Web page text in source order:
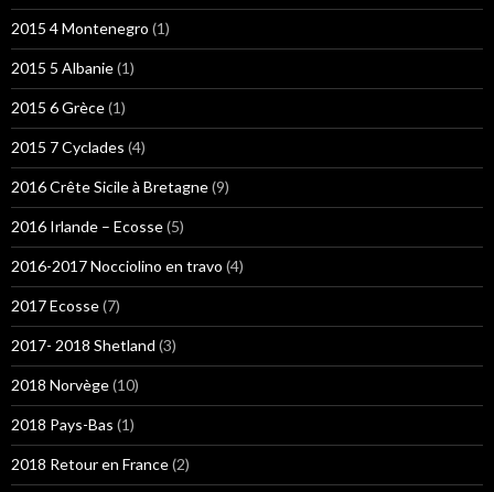
2015 4 Montenegro (1)
2015 5 Albanie(1)
2015 6 Grèce(1)
2015 7 Cyclades (4)
2016 Crête Sicile à Bretagne(9)
2016 Irlande – Ecosse(5)
2016-2017 Nocciolino en travo (4)
2017 Ecosse(7)
2017- 2018 Shetland (3)
2018 Norvège(10)
2018 Pays-Bas (1)
2018 Retour en France(2)